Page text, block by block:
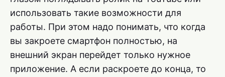
использовать такие возможности для
работы. При этом надо понимать, что когда
вы закроете смартфон полностью, на
внешний экран перейдет только нужное
приложение. А если раскроете до конца, то